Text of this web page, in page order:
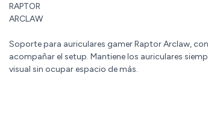
RAPTOR
ARCLAW
Soporte para auriculares gamer Raptor Arclaw,
acompañar el setup. Mantiene los auriculares
visual sin ocupar espacio de más.